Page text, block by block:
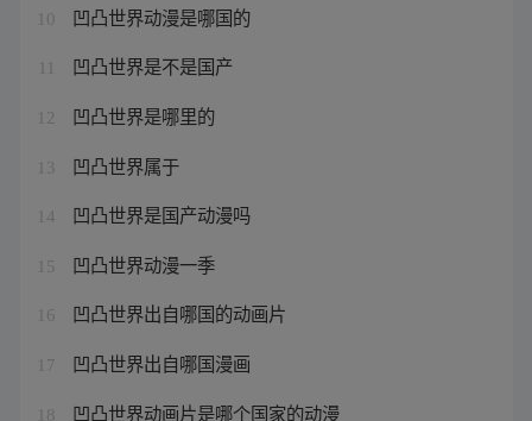
10 凹凸世界动漫是哪国的
凹凸世界是不是国产
12 凹凸世界是哪里的
13 凹凸世界属于
14 凹凸世界是国产动漫吗
15 凹凸世界动漫一季
16 凹凸世界出自哪国的动画片
17 凹凸世界出自哪国漫画
18 凹凸世界动画片是哪个国家的动漫